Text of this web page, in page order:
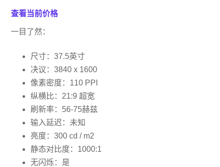
查看当前价格
一目了然：
尺寸：37.5英寸
决议：3840 x 1600
像素密度：110 PPI
纵横比：21:9 超宽
刷新率：56-75赫兹
输入延迟：未知
亮度：300 cd / m2
静态对比度：1000:1
无闪烁：是